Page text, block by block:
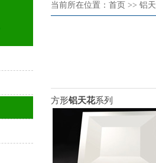
当前所在位置：首页 >> 铝
方形铝天花系列